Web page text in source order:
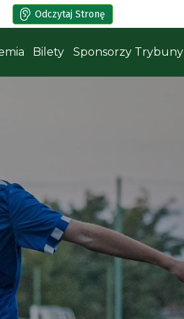
Odczytaj Stronę
Bilety Sponsorzy Trybuny